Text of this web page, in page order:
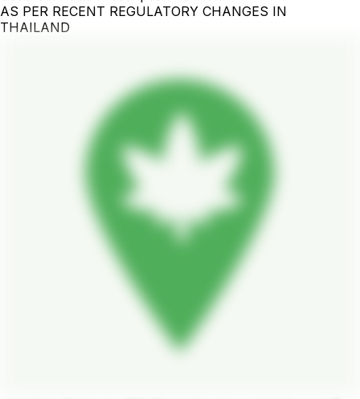
AS PER RECENT REGULATORY CHANGES IN
THAILAND